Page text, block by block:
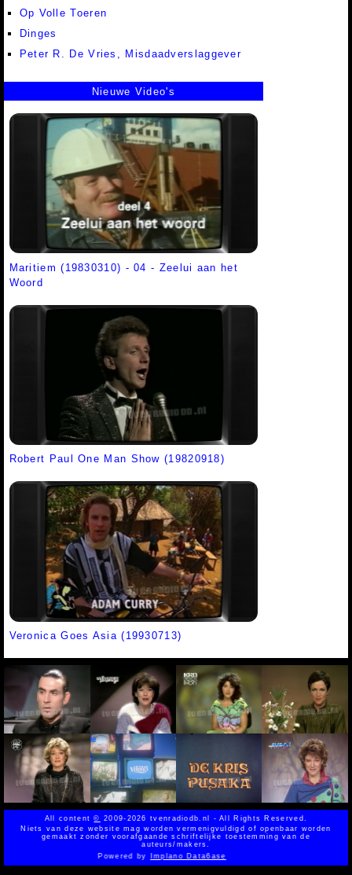
Op Volle Toeren
Dinges
Peter R. De Vries, Misdaadverslaggever
Nieuwe Video's
Maritiem (19830310) - 04 - Zeelui aan het
Woord
Robert Paul One Man Show (19820918)
Veronica Goes Asia (19930713)
All content© 2009-2026 tvenradiodb.nl - All Rights Reserved.
Niets van deze website mag worden vermenigvuldigd of openbaar worden
gemaakt zonder voorafgaande schriftelijke toestemming van de
auteurs/makers.
Powered byImplano Data6ase